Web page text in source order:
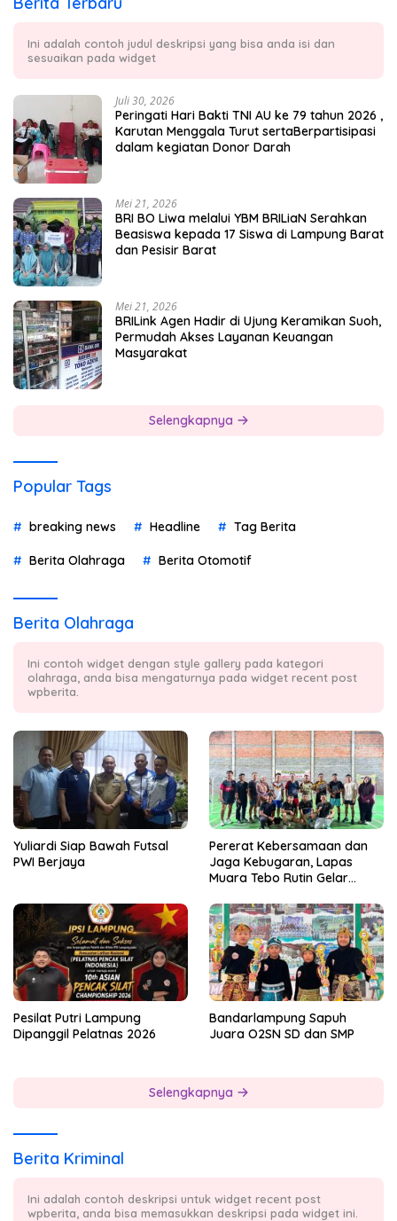
Ini adalah contoh judul deskripsi yang bisa anda isi dan
sesuaikan pada widget
Juli 30, 2026
Peringati Hari Bakti TNI AU ke 79 tahun 2026 ,
Karutan Menggala Turut sertaBerpartisipasi
dalam kegiatan Donor Darah
Mei 21, 2026
BRI BO Liwa melalui YBM BRILiaN Serahkan
Beasiswa kepada 17 Siswa di Lampung Barat
dan Pesisir Barat
Mei 21, 2026
BRILink Agen Hadir di Ujung Keramikan Suoh,
Permudah Akses Layanan Keuangan
Masyarakat
Selengkapnya
Popular Tags
breaking news Headline Tag Berita
Berita Olahraga Berita Otomotif
Berita Olahraga
Ini contoh widget dengan style gallery pada kategori
olahraga, anda bisa mengaturnya pada widget recent post
wpberita.
Yuliardi Siap Bawah Futsal
PWI Berjaya
Pererat Kebersamaan dan
Jaga Kebugaran, Lapas
Muara Tebo Rutin Gelar
Pesilat Putri Lampung
Dipanggil Pelatnas 2026
Bandarlampung Sapuh
Juara O2SN SD dan SMP
Selengkapnya
Berita Kriminal
Ini adalah contoh deskripsi untuk widget recent post
wpberita, anda bisa memasukkan deskripsi pada widget ini.